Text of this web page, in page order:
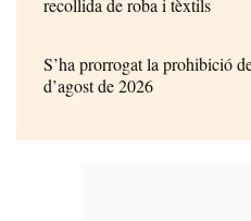
recollida de roba i tèxtils
S’ha prorrogat la prohibició
d’agost de 2026